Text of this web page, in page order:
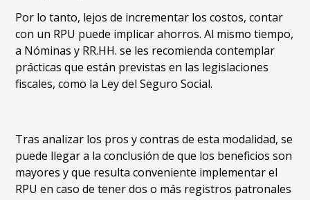
Por lo tanto, lejos de incrementar los costos, contar
con un RPU puede implicar ahorros. Al mismo tiempo,
a Nóminas y RR.HH. se les recomienda contemplar
prácticas que están previstas en las legislaciones
fiscales, como la Ley del Seguro Social.
Tras analizar los pros y contras de esta modalidad, se
puede llegar a la conclusión de que los beneficios son
mayores y que resulta conveniente implementar el
RPU en caso de tener dos o más registros patronales